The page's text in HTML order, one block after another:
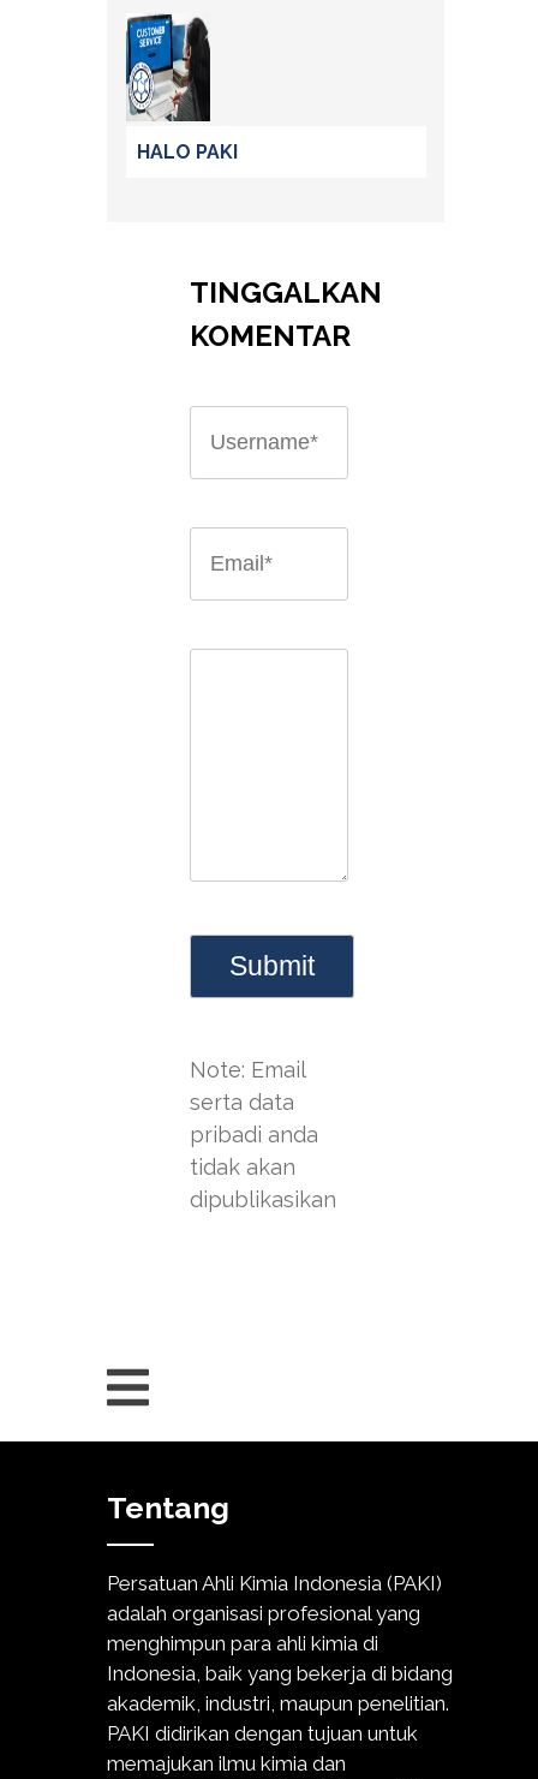
HALO PAKI
TINGGALKAN
KOMENTAR
Note: Email
serta data
pribadi anda
tidak akan
dipublikasikan
Tentang
Persatuan Ahli Kimia Indonesia (PAKI)
adalah organisasi profesional yang
menghimpun para ahli kimia di
Indonesia, baik yang bekerja di bidang
akademik, industri, maupun penelitian.
PAKI didirikan dengan tujuan untuk
memajukan ilmu kimia dan